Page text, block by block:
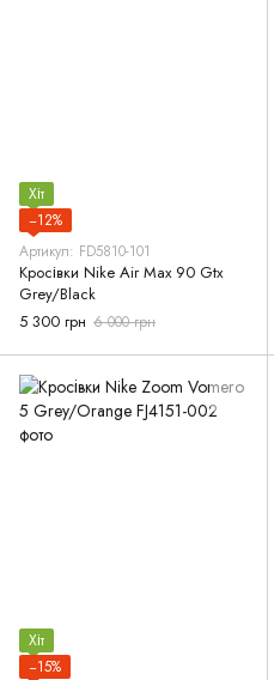
Хіт
−12%
Артикул: FD5810-101
Кросівки Nike Air Max 90 Gtx
Grey/Black
5 300 грн 6 000 грн
Хіт
−15%